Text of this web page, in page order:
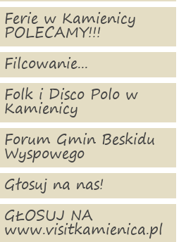
Ferie w Kamienicy
POLECAMY!!!
Filcowanie...
Folk i Disco Polo w
Kamienicy
Forum Gmin Beskidu
Wyspowego
Głosuj na nas!
GŁOSUJ NA
www.visitkamienica.pl